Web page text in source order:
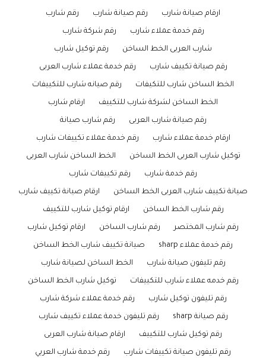
ارقام صيانة شارب رقم صيانة شارب رقم شارب
رقم خدمة عملاء شارب رقم شركة شارب
شارب العربى الخط الساخن رقم توكيل شارب
رقم صيانة تكييف شارب رقم خدمة عملاء شارب العربى
الخط الساخن شارب للتكيفات رقم صيانه شارب للتكييفات
الخط الساخن لشركة شارب للتكييف ارقام شارب
رقم صيانة شارب العربى رقم شارب صيانة
ارقام خدمة عملاء شارب رقم خدمة عملاء تكييفات شارب
توكيل شارب العربى الخط الساخن الخط الساخن شارب العربى
رقم خدمة شارب رقم تكييفات شارب
صيانة تكييف شارب العربى الخط الساخن ارقام صيانة تكييف شارب
رقم شارب الخط الساخن ارقام توكيل شارب للتكييف
رقم شارب المختصر رقم شارب الساخن ارقام توكيل شارب
رقم خدمة عملاء sharp صيانة تكييف شارب الخط الساخن
رقم تليفون صيانة شارب الخط الساخن لصيانة شارب
رقم خدمه عملاء شارب للتكييفات توكيل شارب الخط الساخن
رقم تليفون توكيل شارب رقم خدمة عملاء شركة شارب
رقم صيانة sharp رقم تليفون خدمة عملاء تكييف شارب
رقم توكيل شارب للتكييف ارقام صيانة شارب العربى
رقم تليفون صيانة تكييفات شارب رقم خدمة شارب العربي